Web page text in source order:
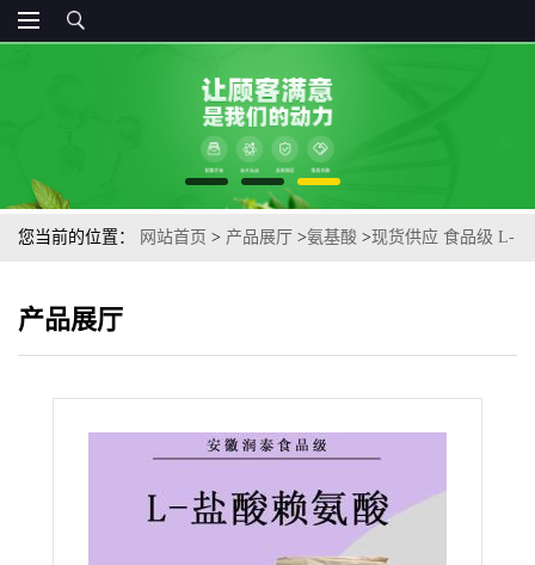
您当前的位置： 网站首页 > 产品展厅 >氨基酸 >现货供应 食品级 L-
产品展厅